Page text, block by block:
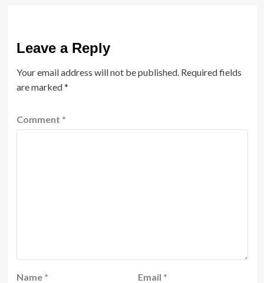
Leave a Reply
Your email address will not be published. Required fields
are marked*
Comment *
Name * Email *